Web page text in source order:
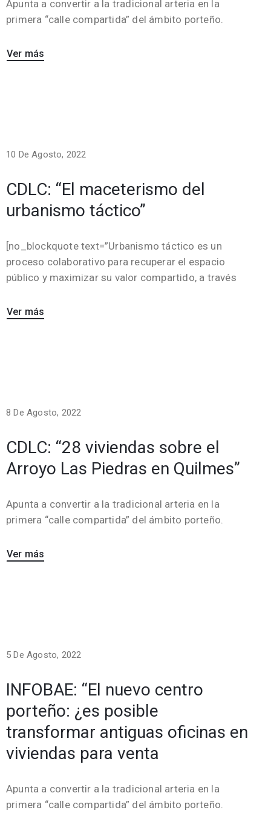
Apunta a convertir a la tradicional arteria en la
primera “calle compartida” del ámbito porteño.
Ver más
10 De Agosto, 2022
CDLC: “El maceterismo del
urbanismo táctico”
[no_blockquote text=”Urbanismo táctico es un
proceso colaborativo para recuperar el espacio
público y maximizar su valor compartido, a través
Ver más
8 De Agosto, 2022
CDLC: “28 viviendas sobre el
Arroyo Las Piedras en Quilmes”
Apunta a convertir a la tradicional arteria en la
primera “calle compartida” del ámbito porteño.
Ver más
5 De Agosto, 2022
INFOBAE: “El nuevo centro
porteño: ¿es posible
transformar antiguas oficinas en
viviendas para venta
Apunta a convertir a la tradicional arteria en la
primera “calle compartida” del ámbito porteño.